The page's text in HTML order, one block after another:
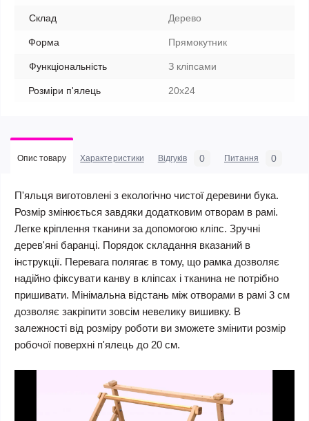
Склад Дерево
Форма Прямокутник
Функціональність З кліпсами
Розміри п'ялець 20х24
Опис товару Характеристики Відгуків 0 Питання 0
П'яльця виготовлені з екологічно чистої деревини бука.
Розмір змінюється завдяки додатковим отворам в рамі.
Легке кріплення тканини за допомогою кліпс. Зручні
дерев'яні баранці. Порядок складання вказаний в
інструкції. Перевага полягає в тому, що рамка дозволяє
надійно фіксувати канву в кліпсах і тканина не потрібно
пришивати. Мінімальна відстань між отворами в рамі 3 см
дозволяє закріпити зовсім невелику вишивку. В
залежності від розміру роботи ви зможете змінити розмір
робочої поверхні п'ялець до 20 см.